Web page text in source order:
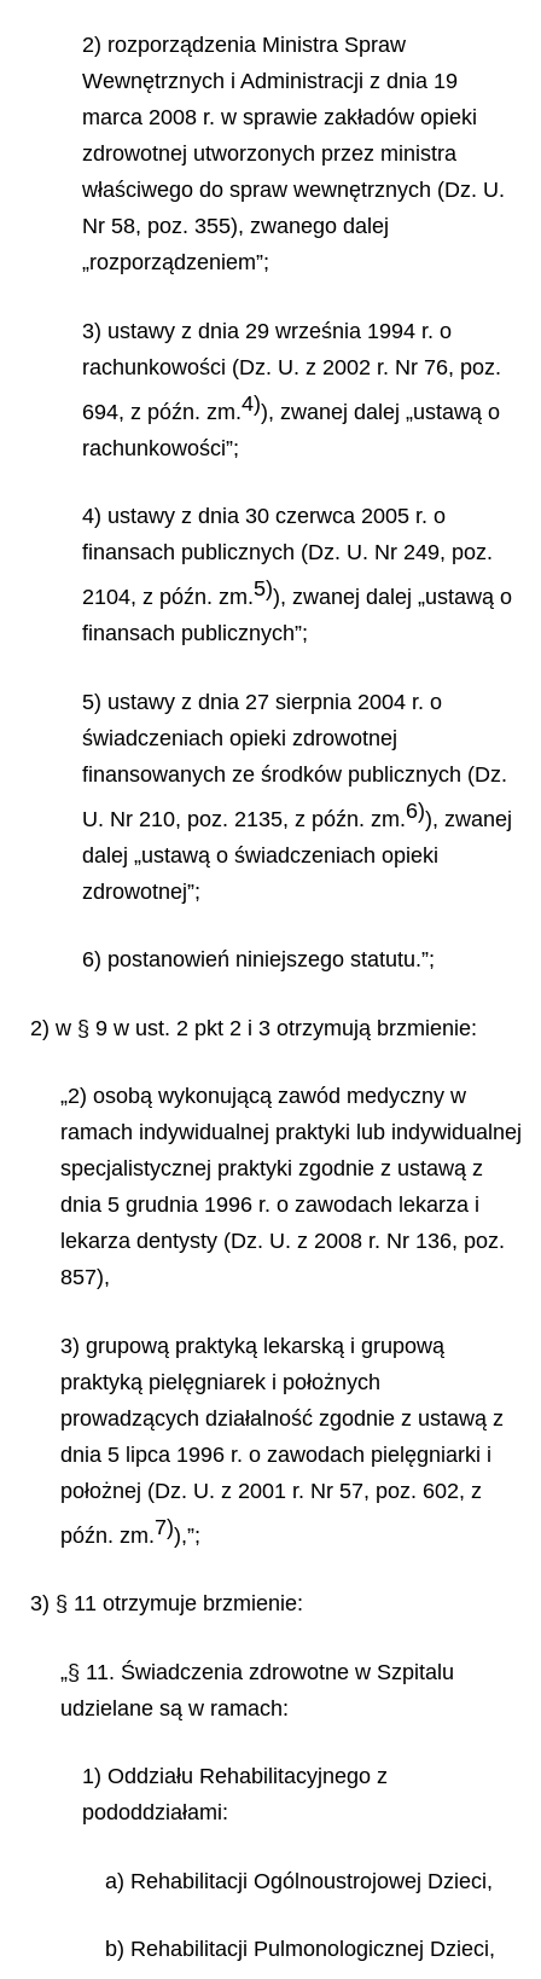
2) rozporządzenia Ministra Spraw
Wewnętrznych i Administracji z dnia 19
marca 2008 r. w sprawie zakładów opieki
zdrowotnej utworzonych przez ministra
właściwego do spraw wewnętrznych (Dz. U.
Nr 58, poz. 355), zwanego dalej
„rozporządzeniem”;
3) ustawy z dnia 29 września 1994 r. o
rachunkowości (Dz. U. z 2002 r. Nr 76, poz.
694, z późn. zm.4)), zwanej dalej „ustawą o
rachunkowości”;
4) ustawy z dnia 30 czerwca 2005 r. o
finansach publicznych (Dz. U. Nr 249, poz.
2104, z późn. zm.5)), zwanej dalej „ustawą o
finansach publicznych”;
5) ustawy z dnia 27 sierpnia 2004 r. o
świadczeniach opieki zdrowotnej
finansowanych ze środków publicznych (Dz.
U. Nr 210, poz. 2135, z późn. zm.6)), zwanej
dalej „ustawą o świadczeniach opieki
zdrowotnej”;
6) postanowień niniejszego statutu.”;
2) w § 9 w ust. 2 pkt 2 i 3 otrzymują brzmienie:
„2) osobą wykonującą zawód medyczny w
ramach indywidualnej praktyki lub indywidualnej
specjalistycznej praktyki zgodnie z ustawą z
dnia 5 grudnia 1996 r. o zawodach lekarza i
lekarza dentysty (Dz. U. z 2008 r. Nr 136, poz.
857),
3) grupową praktyką lekarską i grupową
praktyką pielęgniarek i położnych
prowadzących działalność zgodnie z ustawą z
dnia 5 lipca 1996 r. o zawodach pielęgniarki i
położnej (Dz. U. z 2001 r. Nr 57, poz. 602, z
późn. zm.7)),”;
3) § 11 otrzymuje brzmienie:
„§ 11. Świadczenia zdrowotne w Szpitalu
udzielane są w ramach:
1) Oddziału Rehabilitacyjnego z
pododdziałami:
a) Rehabilitacji Ogólnoustrojowej Dzieci,
b) Rehabilitacji Pulmonologicznej Dzieci,